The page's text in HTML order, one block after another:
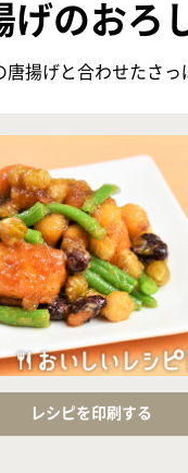
げのおろ
揚げと合わせたさっ
レシピを印刷する